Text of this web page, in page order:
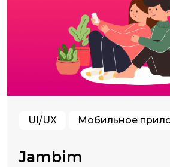
UI/UX Мобильное
Jambim